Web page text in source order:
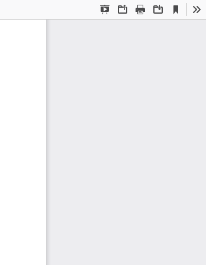
Presentation
OpenPrint Download
Current
View